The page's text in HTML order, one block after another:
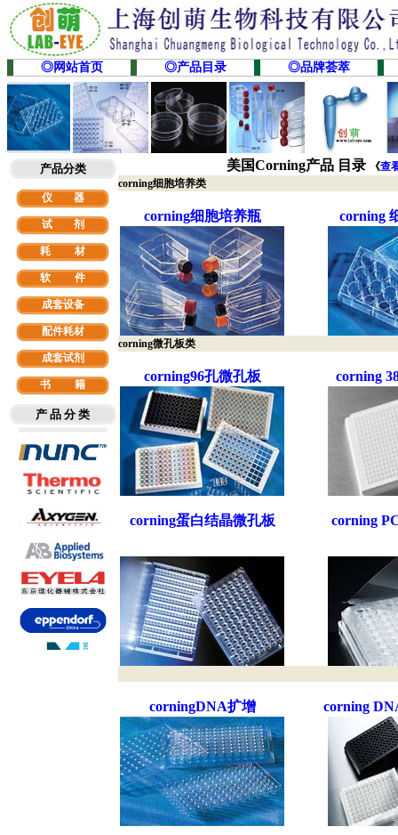
◎网站首页 ◎产品目录 ◎品牌荟萃
产品分类
仪 器
试 剂
耗 材
软 件
成套设备
配件耗材
成套试剂
书 籍
产 品 分 类
美国Corning产品 目录 《查
corning细胞培养类
corning细胞培养瓶 corning
corning微孔板类
corning96孔微孔板 corning
corning蛋白结晶微孔板 corning
corningDNA扩增 corning